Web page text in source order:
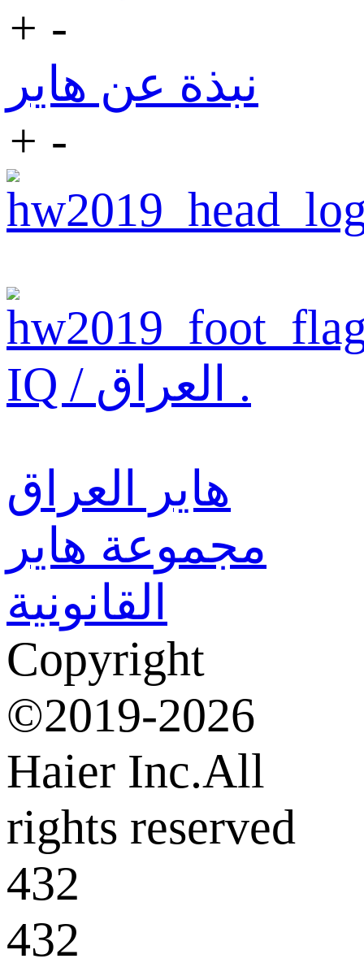
+ -
نبذة عن هاير
+ -
IQ / العراق .
هاير العراق
مجموعة هاير
القانونية
Copyright
©2019-2026
Haier Inc.All
rights reserved
432
432